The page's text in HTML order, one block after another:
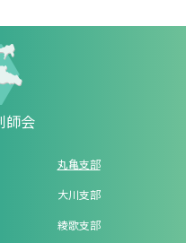
師会
丸亀支部
大川支部
綾歌支部